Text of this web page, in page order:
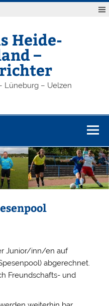
Heide-
–
Lüneburg – Uelzen
Junior/inn/en auf
abgerechnet.
Freundschafts- und